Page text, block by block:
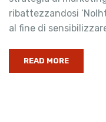
ribattezzandosi
al fine di
READ MORE